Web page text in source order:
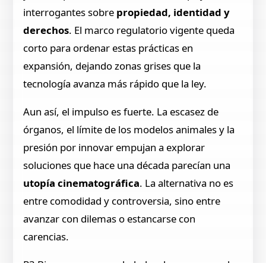
interrogantes sobre propiedad, identidad y
derechos. El marco regulatorio vigente queda
corto para ordenar estas prácticas en
expansión, dejando zonas grises que la
tecnología avanza más rápido que la ley.
Aun así, el impulso es fuerte. La escasez de
órganos, el límite de los modelos animales y la
presión por innovar empujan a explorar
soluciones que hace una década parecían una
utopía cinematográfica. La alternativa no es
entre comodidad y controversia, sino entre
avanzar con dilemas o estancarse con
carencias.